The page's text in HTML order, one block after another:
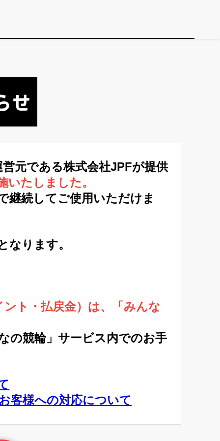
元である株式会社JPFが提供
たしました。
継続してご使用いただけま
なります。
ト・払戻金）は、「みんな
の競輪」サービス内でのお手
客様への対応について